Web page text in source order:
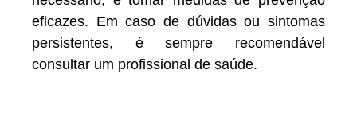
eficazes. Em caso de dúvidas ou sintomas
persistentes, é sempre recomendável
consultar um profissional de saúde.